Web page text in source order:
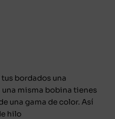
bordados una
misma bobina tienes
una gama de color. Así
hilo